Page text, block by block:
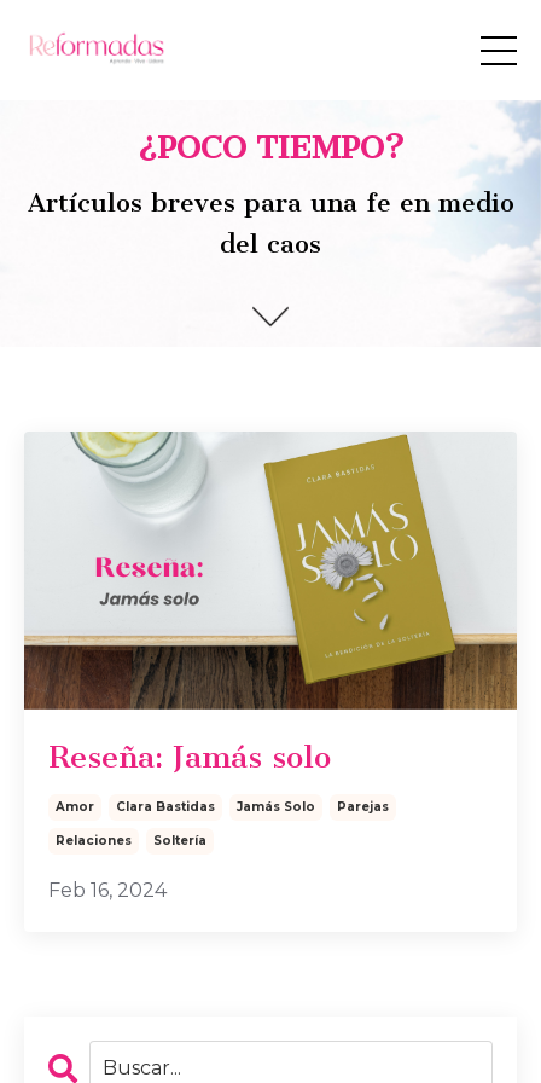
¿POCO TIEMPO?
Artículos breves para una fe en medio
del caos
Reseña: Jamás solo
Amor Clara Bastidas Jamás Solo Parejas
Relaciones Soltería
Feb 16, 2024